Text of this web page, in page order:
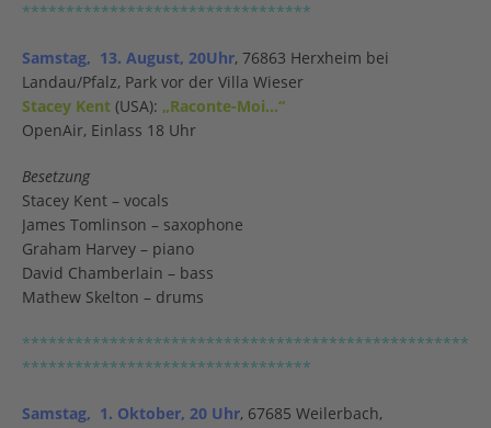
*********************************
Samstag, 13. August, 20Uhr, 76863 Herxheim bei
Landau/Pfalz, Park vor der Villa Wieser
Stacey Kent (USA): „Raconte-Moi…“
OpenAir, Einlass 18 Uhr
Besetzung
Stacey Kent – vocals
James Tomlinson – saxophone
Graham Harvey – piano
David Chamberlain – bass
Mathew Skelton – drums
***************************************************
*********************************
Samstag, 1. Oktober, 20 Uhr, 67685 Weilerbach,